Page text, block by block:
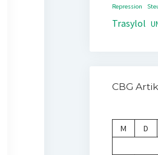
Repression
Trasylol
CBG
M
D